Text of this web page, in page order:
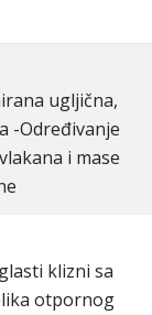
ugljična,
-Određivanje
i mase
klizni sa
otpornog